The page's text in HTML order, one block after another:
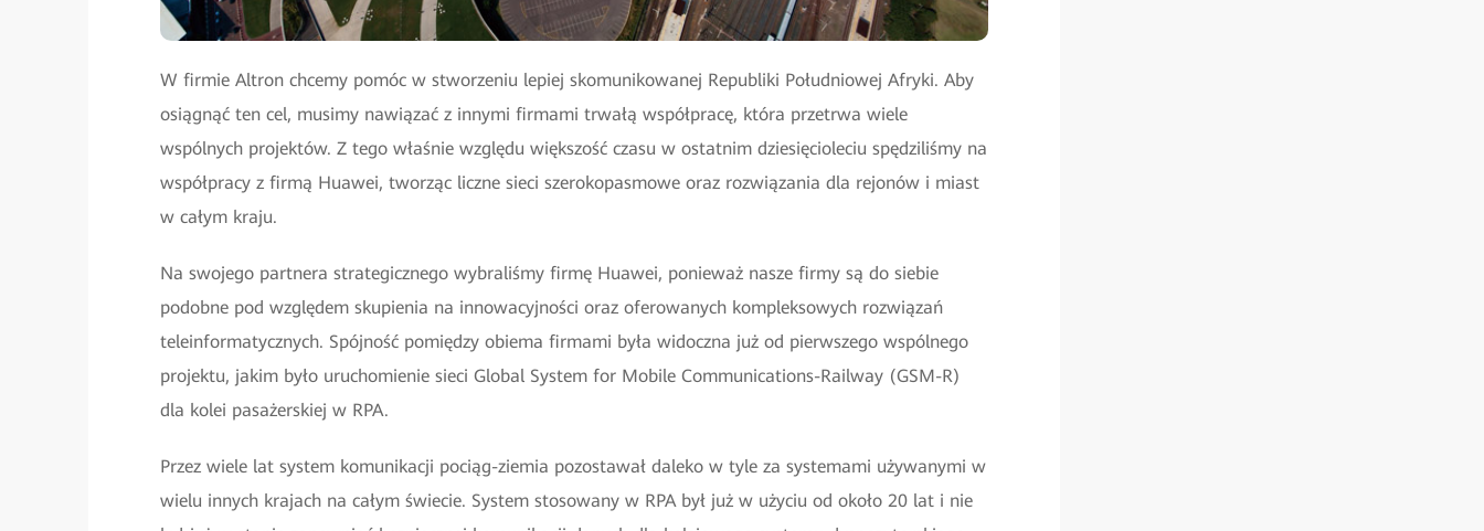
W firmie Altron chcemy pomóc w stworzeniu lepiej skomunikowanej Republiki Południowej Afryki. Aby
osiągnąć ten cel, musimy nawiązać z innymi firmami trwałą współpracę, która przetrwa wiele
wspólnych projektów. Z tego właśnie względu większość czasu w ostatnim dziesięcioleciu spędziliśmy na
współpracy z firmą Huawei, tworząc liczne sieci szerokopasmowe oraz rozwiązania dla rejonów i miast
w całym kraju.
Na swojego partnera strategicznego wybraliśmy firmę Huawei, ponieważ nasze firmy są do siebie
podobne pod względem skupienia na innowacyjności oraz oferowanych kompleksowych rozwiązań
teleinformatycznych. Spójność pomiędzy obiema firmami była widoczna już od pierwszego wspólnego
projektu, jakim było uruchomienie sieci Global System for Mobile Communications-Railway (GSM-R)
dla kolei pasażerskiej w RPA.
Przez wiele lat system komunikacji pociąg-ziemia pozostawał daleko w tyle za systemami używanymi w
wielu innych krajach na całym świecie. System stosowany w RPA był już w użyciu od około 20 lat i nie